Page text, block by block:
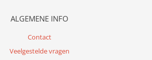
ALGEMENE INFO
Contact
Veelgestelde vragen